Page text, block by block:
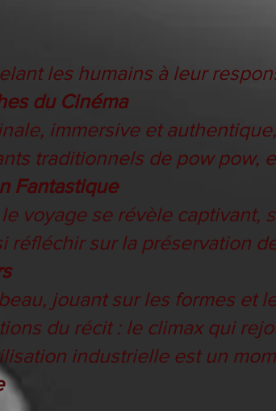
les humains à leur
du Cinéma
immersive et
traditionnels de pow pow,
Fantastique
voyage se révèle captivant,
réfléchir sur la préservation
jouant sur les formes et
du récit : le climax qui
industrielle est un